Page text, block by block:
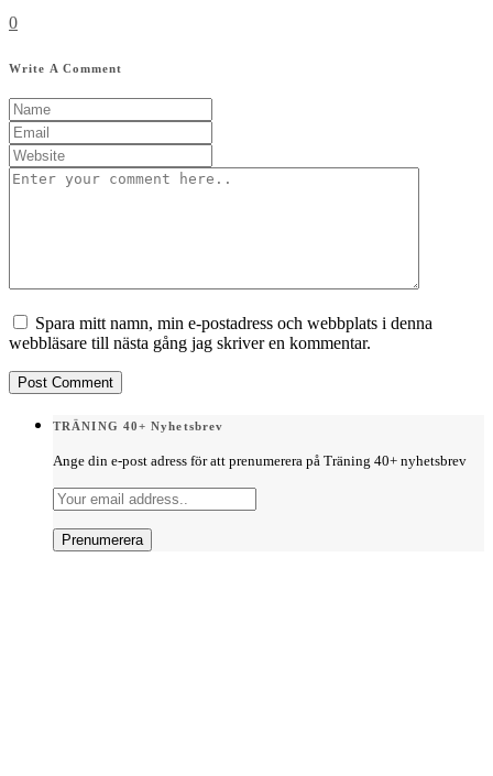
0
Write A Comment
Spara mitt namn, min e-postadress och webbplats i denna
webbläsare till nästa gång jag skriver en kommentar.
TRÄNING 40+ Nyhetsbrev
Ange din e-post adress för att prenumerera på Träning 40+ nyhetsbrev